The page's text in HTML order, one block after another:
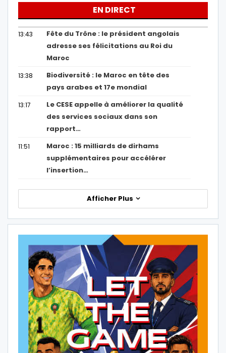
EN DIRECT
13:43
Fête du Trône : le président angolais
adresse ses félicitations au Roi du
Maroc
13:38
Biodiversité : le Maroc en tête des
pays arabes et 17e mondial
13:17
Le CESE appelle à améliorer la qualité
des services sociaux dans son
rapport…
11:51
Maroc : 15 milliards de dirhams
supplémentaires pour accélérer
l’insertion…
Afficher Plus